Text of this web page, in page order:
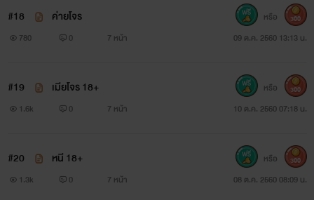
#18 ค่ายโจร
780 0 7 หน้า 09 ต.ค. 2560 13:13 น.
หรือ 300
#19 เมียโจร 18+
1.6k 0 7 หน้า 10 ต.ค. 2560 07:18 น.
หรือ 300
#20 หนี 18+
1.3k 0 7 หน้า 08 ต.ค. 2560 08:09 น.
หรือ 300